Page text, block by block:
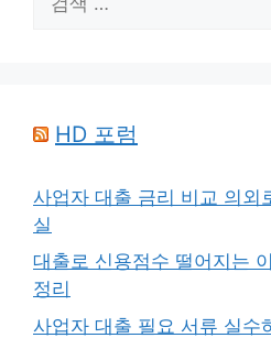
색:
HD 포럼
사업자 대출 금리 비교 의외
실
대출로 신용점수 떨어지는
정리
사업자 대출 필요 서류 실수